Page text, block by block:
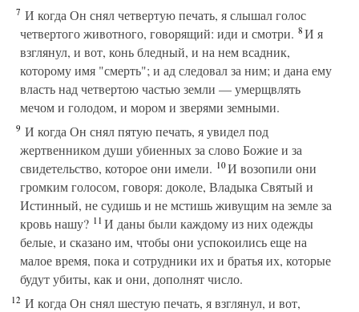
7 И когда Он снял четвертую печать, я слышал голос
четвертого животного, говорящий: иди и смотри. 8И я
взглянул, и вот, конь бледный, и на нем всадник,
которому имя "смерть"; и ад следовал за ним; и дана ему
власть над четвертою частью земли — умерщвлять
мечом и голодом, и мором и зверями земными.
9 И когда Он снял пятую печать, я увидел под
жертвенником души убиенных за слово Божие и за
свидетельство, которое они имели. 10И возопили они
громким голосом, говоря: доколе, Владыка Святый и
Истинный, не судишь и не мстишь живущим на земле за
кровь нашу? 11И даны были каждому из них одежды
белые, и сказано им, чтобы они успокоились еще на
малое время, пока и сотрудники их и братья их, которые
будут убиты, как и они, дополнят число.
12 И когда Он снял шестую печать, я взглянул, и вот,